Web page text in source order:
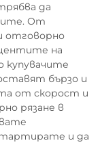
да
От
отговорно
на
купувачите
бързо и
от скорост и
рязане в
и да